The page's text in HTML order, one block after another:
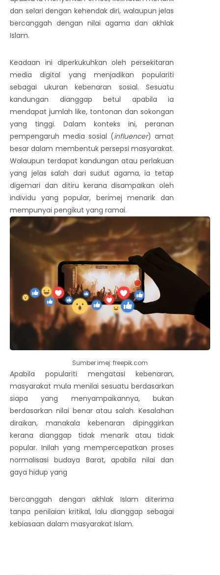
dan selari dengan kehendak diri, walaupun jelas
bercanggah dengan nilai agama dan akhlak
Islam.
Keadaan ini diperkukuhkan oleh persekitaran
media digital yang menjadikan populariti
sebagai ukuran kebenaran sosial. Sesuatu
kandungan dianggap betul apabila ia
mendapat jumlah like, tontonan dan sokongan
yang tinggi. Dalam konteks ini, peranan
pempengaruh media sosial (influencer) amat
besar dalam membentuk persepsi masyarakat.
Walaupun terdapat kandungan atau perlakuan
yang jelas salah dari sudut agama, ia tetap
digemari dan ditiru kerana disampaikan oleh
individu yang popular, berimej menarik dan
mempunyai pengikut yang ramai.
Sumber imej: freepik.com
Apabila populariti mengatasi kebenaran,
masyarakat mula menilai sesuatu berdasarkan
siapa yang menyampaikannya, bukan
berdasarkan nilai benar atau salah. Kesalahan
diraikan, manakala kebenaran dipinggirkan
kerana dianggap tidak menarik atau tidak
popular. Inilah yang mempercepatkan proses
normalisasi budaya Barat, apabila nilai dan
gaya hidup yang
bercanggah dengan akhlak Islam diterima
tanpa penilaian kritikal, lalu dianggap sebagai
kebiasaan dalam masyarakat Islam.